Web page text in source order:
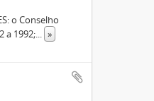
o Conselho
a 1992;... »